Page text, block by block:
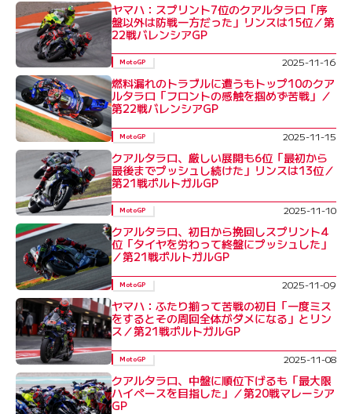
ヤマハ：スプリント7位のクアルタラロ「序
盤以外は防戦一方だった」リンスは15位／第
22戦バレンシアGP
MotoGP 2025-11-16
燃料漏れのトラブルに遭うもトップ10のクア
ルタラロ「フロントの感触を掴めず苦戦」／
第22戦バレンシアGP
MotoGP 2025-11-15
クアルタラロ、厳しい展開も6位「最初から
最後までプッシュし続けた」リンスは13位／
第21戦ポルトガルGP
MotoGP 2025-11-10
クアルタラロ、初日から挽回しスプリント4
位「タイヤを労わって終盤にプッシュした」
／第21戦ポルトガルGP
MotoGP 2025-11-09
ヤマハ：ふたり揃って苦戦の初日「一度ミス
をするとその周回全体がダメになる」とリン
ス／第21戦ポルトガルGP
MotoGP 2025-11-08
クアルタラロ、中盤に順位下げるも「最大限
ハイペースを目指した」／第20戦マレーシア
GP